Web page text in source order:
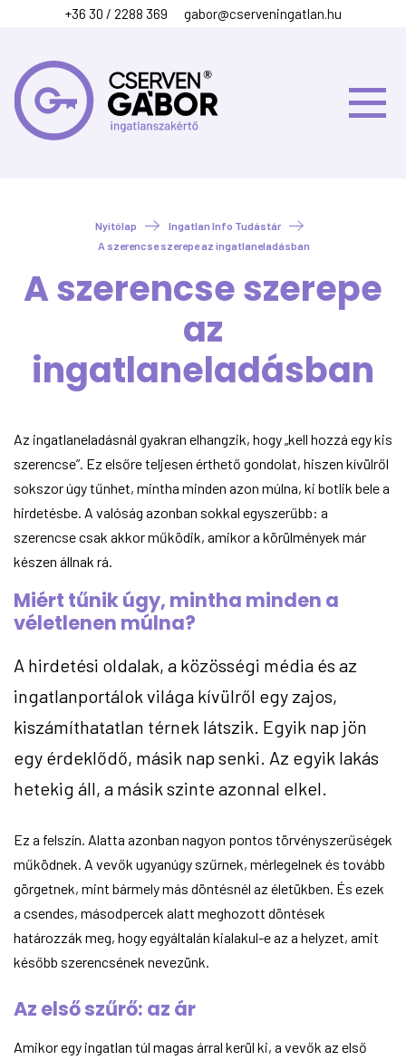
+36 30 / 2288 369 gabor@cserveningatlan.hu
Nyitólap
Ingatlan Info Tudástár
A szerencse szerepe az ingatlaneladásban
A szerencse szerepe
az
ingatlaneladásban
Az ingatlaneladásnál gyakran elhangzik, hogy „kell hozzá egy kis
szerencse”. Ez elsőre teljesen érthető gondolat, hiszen kívülről
sokszor úgy tűnhet, mintha minden azon múlna, ki botlik bele a
hirdetésbe. A valóság azonban sokkal egyszerűbb: a
szerencse csak akkor működik, amikor a körülmények már
készen állnak rá.
Miért tűnik úgy, mintha minden a
véletlenen múlna?
A hirdetési oldalak, a közösségi média és az
ingatlanportálok világa kívülről egy zajos,
kiszámíthatatlan térnek látszik. Egyik nap jön
egy érdeklődő, másik nap senki. Az egyik lakás
hetekig áll, a másik szinte azonnal elkel.
Ez a felszín. Alatta azonban nagyon pontos törvényszerűségek
működnek. A vevők ugyanúgy szűrnek, mérlegelnek és tovább
görgetnek, mint bármely más döntésnél az életükben. És ezek
a csendes, másodpercek alatt meghozott döntések
határozzák meg, hogy egyáltalán kialakul-e az a helyzet, amit
később szerencsének nevezünk.
Az első szűrő: az ár
Amikor egy ingatlan túl magas árral kerül ki, a vevők az első